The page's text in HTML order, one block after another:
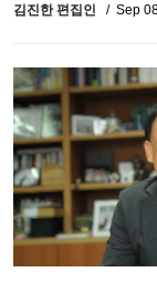
김진한 편집인 Sep